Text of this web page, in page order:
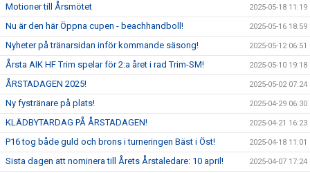
Motioner till Årsmötet 2025-05-18 11:19
Nu är den här Öppna cupen - beachhandboll! 2025-05-16 18:59
Nyheter på tränarsidan inför kommande säsong! 2025-05-12 06:51
Årsta AIK HF Trim spelar för 2:a året i rad Trim-SM! 2025-05-10 19:18
ÅRSTADAGEN 2025! 2025-05-02 07:24
Ny fystränare på plats! 2025-04-29 06:30
KLÄDBYTARDAG PÅ ÅRSTADAGEN! 2025-04-21 16:23
P16 tog både guld och brons i turneringen Bäst i Öst! 2025-04-18 11:01
Sista dagen att nominera till Årets Årstaledare: 10 april! 2025-04-07 17:24